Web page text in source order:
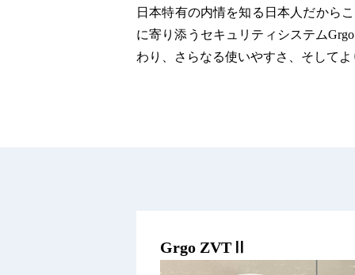
日本特有の内情を知る日本人だから
に寄り添うセキュリティシステム
わり、さらなる使いやすさ、そして
Grgo ZVTⅡ